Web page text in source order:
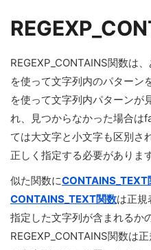
REGEXP_CONTAINS関数は
を使って文字列内のパターン
を使って文字列内パターンが
れ、見つからなかった場合は
ては大文字と小文字も区別さ
正しく指定する必要があります
似た関数にCONTAINS_TEXT
CONTAINS_TEXT関数は正規
指定した文字列が含まれるか
REGEXP_CONTAINS関数は